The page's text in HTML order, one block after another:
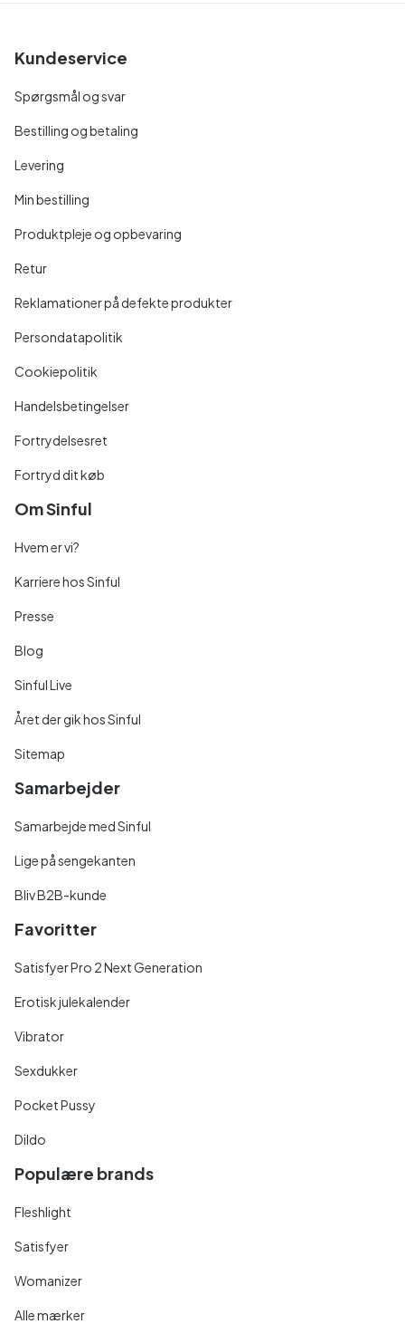
Kundeservice
Spørgsmål og svar
Bestilling og betaling
Levering
Min bestilling
Produktpleje og opbevaring
Retur
Reklamationer på defekte produkter
Persondatapolitik
Cookiepolitik
Handelsbetingelser
Fortrydelsesret
Fortryd dit køb
Om Sinful
Hvem er vi?
Karriere hos Sinful
Presse
Blog
Sinful Live
Året der gik hos Sinful
Sitemap
Samarbejder
Samarbejde med Sinful
Lige på sengekanten
Bliv B2B-kunde
Favoritter
Satisfyer Pro 2 Next Generation
Erotisk julekalender
Vibrator
Sexdukker
Pocket Pussy
Dildo
Populære brands
Fleshlight
Satisfyer
Womanizer
Alle mærker